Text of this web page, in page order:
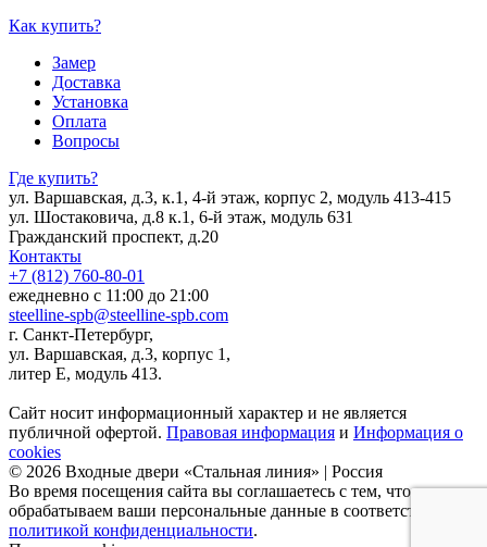
Как купить?
Замер
Доставка
Установка
Оплата
Вопросы
Где купить?
ул. Варшавская, д.3, к.1, 4-й этаж, корпус 2, модуль 413-415
ул. Шостаковича, д.8 к.1, 6-й этаж, модуль 631
Гражданский проспект, д.20
Контакты
+7 (812) 760-80-01
ежедневно с 11:00 до 21:00
steelline-spb@steelline-spb.com
г. Санкт-Петербург,
ул. Варшавская, д.3, корпус 1,
литер Е, модуль 413.
Сайт носит информационный характер и не является
публичной офертой. Правовая информация и Информация о
cookies
© 2026 Входные двери «Стальная линия» | Россия
Во время посещения сайта вы соглашаетесь с тем, что мы
обрабатываем ваши персональные данные в соответствии с
политикой конфиденциальности.